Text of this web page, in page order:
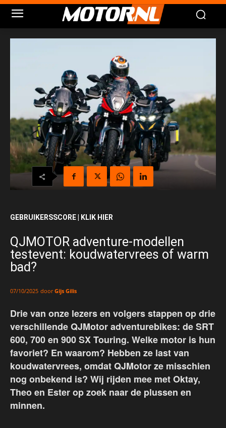
GEBRUIKERSSCORE | KLIK HIER
QJMOTOR adventure-modellen
testevent: koudwatervrees of warm
bad?
07/10/2025 door Gijs Gilis
Drie van onze lezers en volgers stappen op drie
verschillende QJMotor adventurebikes: de SRT
600, 700 en 900 SX Touring. Welke motor is hun
favoriet? En waarom? Hebben ze last van
koudwatervrees, omdat QJMotor ze misschien
nog onbekend is? Wij rijden mee met Oktay,
Theo en Ester op zoek naar de plussen en
minnen.